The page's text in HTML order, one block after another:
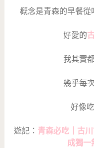
概念是青森的早餐從
好愛的
我其實
幾乎每
好像
遊記： 青森必吃｜古
成獨一